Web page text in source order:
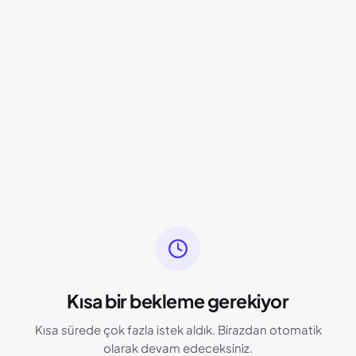
Kısa bir bekleme gerekiyor
Kısa sürede çok fazla istek aldık. Birazdan otomatik
olarak devam edeceksiniz.